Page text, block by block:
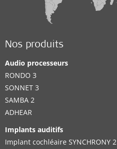
Nos produits
Audio processeurs
RONDO 3
SONNET 3
SAMBA 2
ADHEAR
Implants auditifs
Implant cochléaire SYNCHRONY 2